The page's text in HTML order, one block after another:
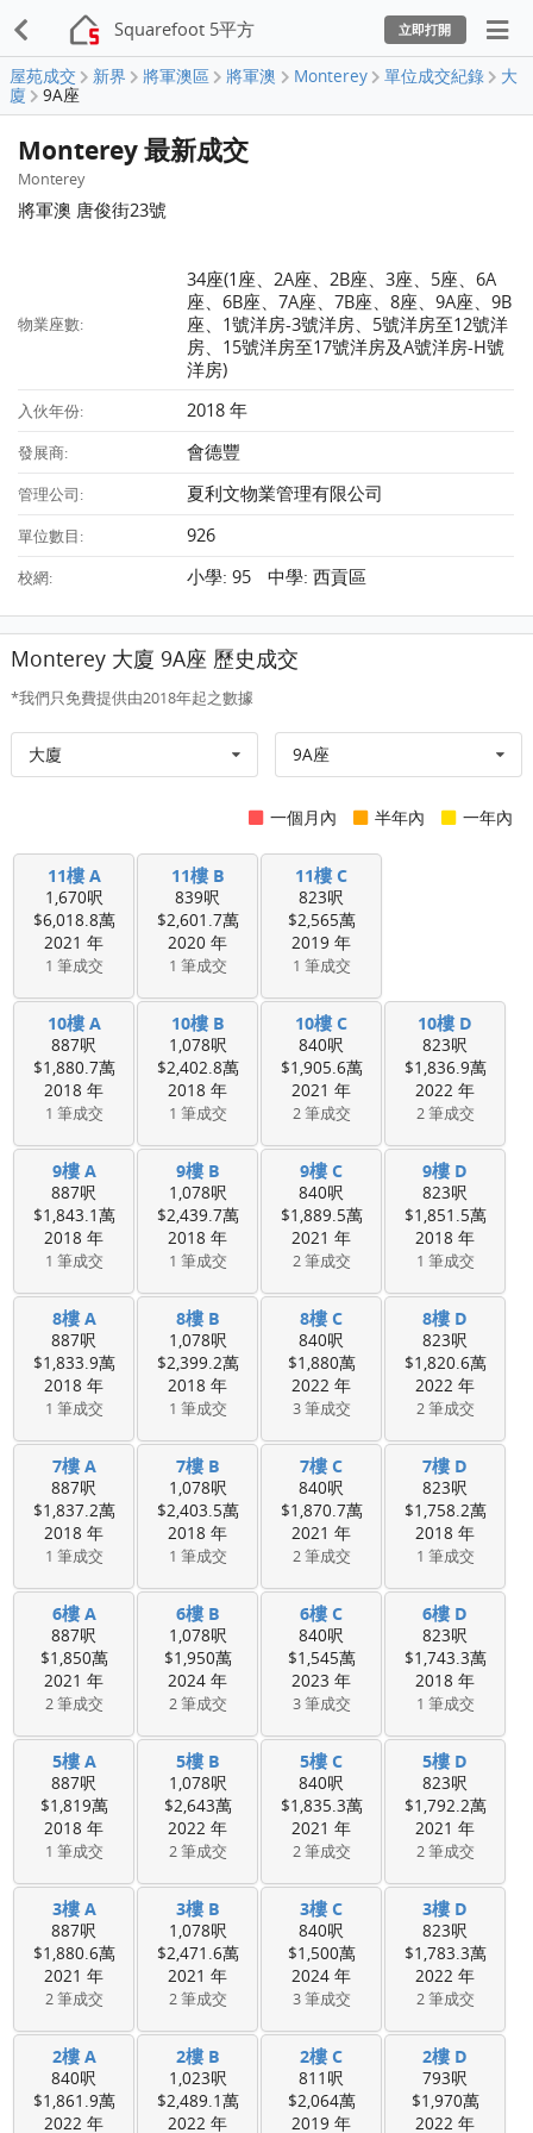
Squarefoot 5平方 立即打開
屋苑成交 新界 將軍澳區 將軍澳 Monterey 單位成交紀錄
大
廈
9A座
Monterey 最新成交
Monterey
將軍澳 唐俊街23號
物業座數:
34座(1座、2A座、2B座、3座、5座、6A
座、6B座、7A座、7B座、8座、9A座、9B
座、1號洋房-3號洋房、5號洋房至12號洋
房、15號洋房至17號洋房及A號洋房-H號
洋房)
入伙年份: 2018 年
發展商: 會德豐
管理公司: 夏利文物業管理有限公司
單位數目: 926
校網: 小學: 95 中學: 西貢區
Monterey 大廈 9A座 歷史成交
*我們只免費提供由2018年起之數據
大廈 9A座
一個月內 半年內 一年內
11樓 A
1,670呎
$6,018.8萬
2021 年
1 筆成交
11樓 B
839呎
$2,601.7萬
2020 年
1 筆成交
11樓 C
823呎
$2,565萬
2019 年
1 筆成交
10樓 A
887呎
$1,880.7萬
2018 年
1 筆成交
10樓 B
1,078呎
$2,402.8萬
2018 年
1 筆成交
10樓 C
840呎
$1,905.6萬
2021 年
2 筆成交
10樓 D
823呎
$1,836.9萬
2022 年
2 筆成交
9樓 A
887呎
$1,843.1萬
2018 年
1 筆成交
9樓 B
1,078呎
$2,439.7萬
2018 年
1 筆成交
9樓 C
840呎
$1,889.5萬
2021 年
2 筆成交
9樓 D
823呎
$1,851.5萬
2018 年
1 筆成交
8樓 A
887呎
$1,833.9萬
2018 年
1 筆成交
8樓 B
1,078呎
$2,399.2萬
2018 年
1 筆成交
8樓 C
840呎
$1,880萬
2022 年
3 筆成交
8樓 D
823呎
$1,820.6萬
2022 年
2 筆成交
7樓 A
887呎
$1,837.2萬
2018 年
1 筆成交
7樓 B
1,078呎
$2,403.5萬
2018 年
1 筆成交
7樓 C
840呎
$1,870.7萬
2021 年
2 筆成交
7樓 D
823呎
$1,758.2萬
2018 年
1 筆成交
6樓 A
887呎
$1,850萬
2021 年
2 筆成交
6樓 B
1,078呎
$1,950萬
2024 年
2 筆成交
6樓 C
840呎
$1,545萬
2023 年
3 筆成交
6樓 D
823呎
$1,743.3萬
2018 年
1 筆成交
5樓 A
887呎
$1,819萬
2018 年
1 筆成交
5樓 B
1,078呎
$2,643萬
2022 年
2 筆成交
5樓 C
840呎
$1,835.3萬
2021 年
2 筆成交
5樓 D
823呎
$1,792.2萬
2021 年
2 筆成交
3樓 A
887呎
$1,880.6萬
2021 年
2 筆成交
3樓 B
1,078呎
$2,471.6萬
2021 年
2 筆成交
3樓 C
840呎
$1,500萬
2024 年
3 筆成交
3樓 D
823呎
$1,783.3萬
2022 年
2 筆成交
2樓 A
840呎
$1,861.9萬
2022 年
2樓 B
1,023呎
$2,489.1萬
2022 年
2樓 C
811呎
$2,064萬
2019 年
2樓 D
793呎
$1,970萬
2022 年